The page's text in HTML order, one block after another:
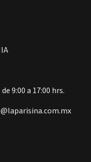
9:00 a 17:00 hrs.